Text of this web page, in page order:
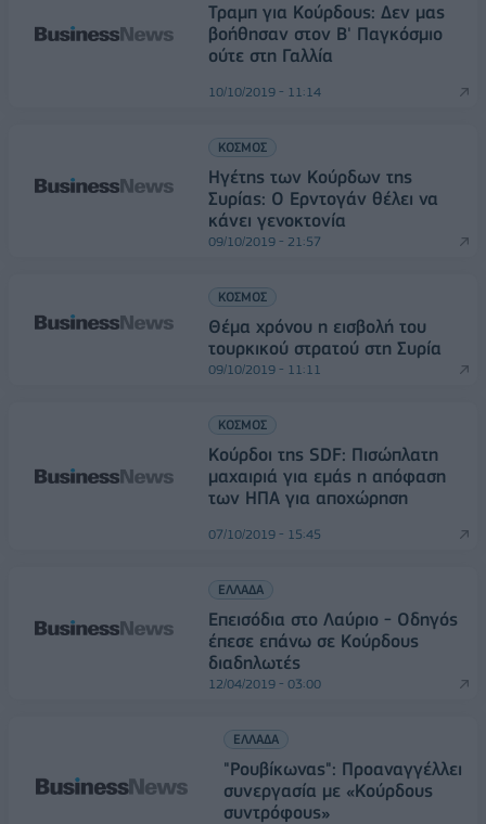
Τραμπ για Κούρδους: Δεν μας
βοήθησαν στον Β' Παγκόσμιο
ούτε στη Γαλλία
10/10/2019 - 11:14
ΚΟΣΜΟΣ
Ηγέτης των Κούρδων της
Συρίας: Ο Ερντογάν θέλει να
κάνει γενοκτονία
09/10/2019 - 21:57
ΚΟΣΜΟΣ
Θέμα χρόνου η εισβολή του
τουρκικού στρατού στη Συρία
09/10/2019 - 11:11
ΚΟΣΜΟΣ
Κούρδοι της SDF: Πισώπλατη
μαχαιριά για εμάς η απόφαση
των ΗΠΑ για αποχώρηση
07/10/2019 - 15:45
ΕΛΛΑΔΑ
Επεισόδια στο Λαύριο - Οδηγός
έπεσε επάνω σε Κούρδους
διαδηλωτές
12/04/2019 - 03:00
ΕΛΛΑΔΑ
"Ρουβίκωνας": Προαναγγέλλει
συνεργασία με «Κούρδους
συντρόφους»